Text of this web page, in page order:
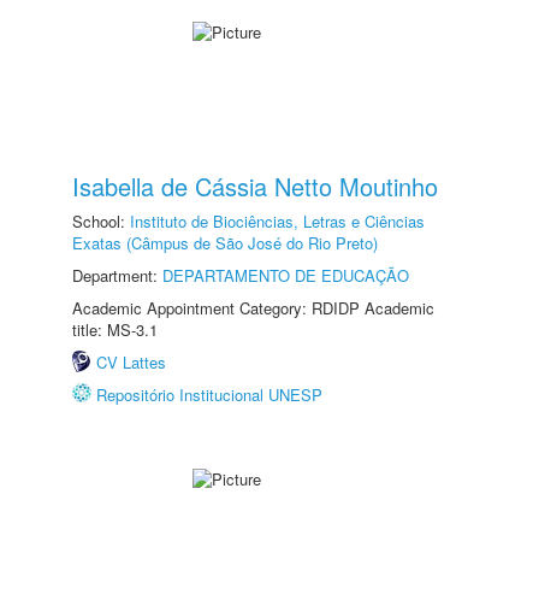
Isabella de Cássia Netto Moutinho
School: Instituto de Biociências, Letras e Ciências
Exatas (Câmpus de São José do Rio Preto)
Department: DEPARTAMENTO DE EDUCAÇÃO
Academic Appointment Category: RDIDP Academic
title: MS-3.1
CV Lattes
Repositório Institucional UNESP